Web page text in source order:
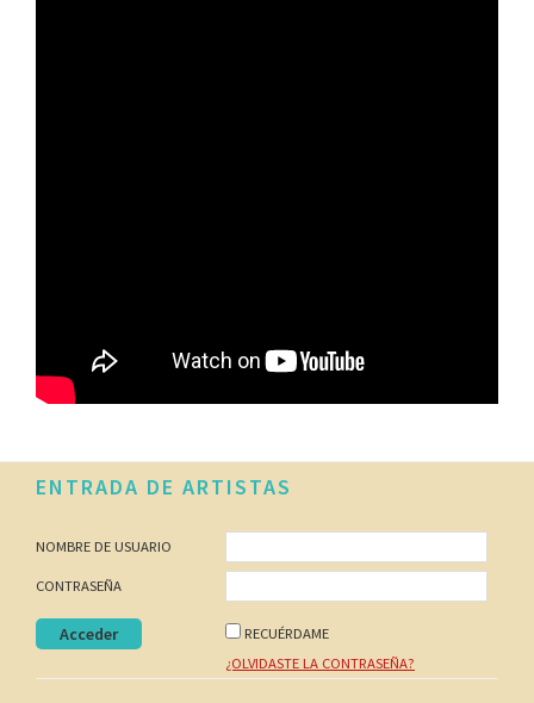
Footer
ENTRADA DE ARTISTAS
NOMBRE DE USUARIO
CONTRASEÑA
RECUÉRDAME
¿OLVIDASTE LA CONTRASEÑA?